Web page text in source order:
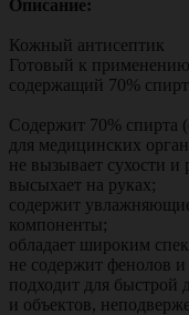
Описание:
Кожный антисептик
Готовый к
содержащий 70%
Содержит 70% спирта
для медицинских
не вызывает сухости и
высыхает на руках;
содержит
компоненты;
обладает широким
не содержит фенолов
подходит для быстрой
и объектов,